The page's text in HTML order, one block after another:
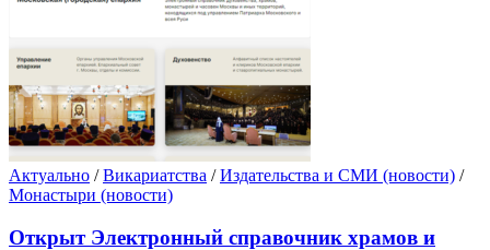
Актуально /Викариатства /Издательства и СМИ (новости) /
Монастыри (новости)
Открыт Электронный справочник храмов и